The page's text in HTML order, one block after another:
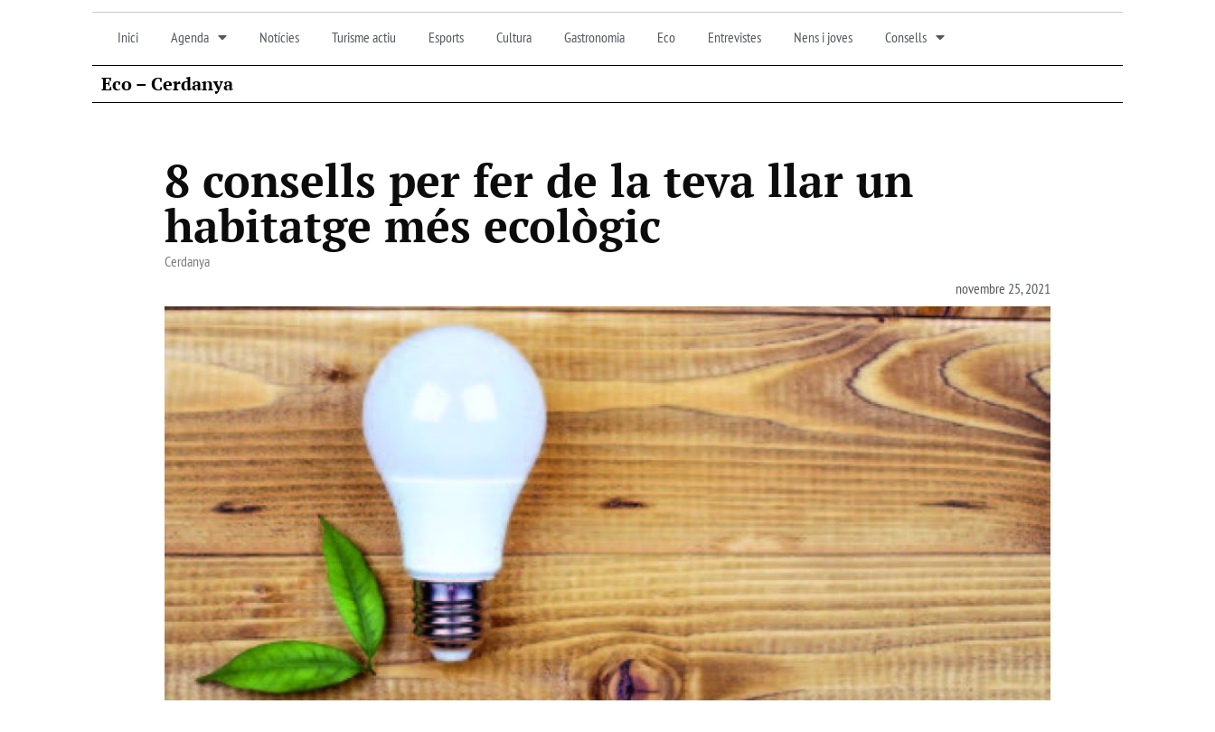
Inici Agenda Notícies Turisme actiu Esports Cultura Gastronomia Eco Entrevistes Nens i joves Consells
Eco – Cerdanya
8 consells per fer de la teva llar un
habitatge més ecològic
Cerdanya
novembre 25, 2021